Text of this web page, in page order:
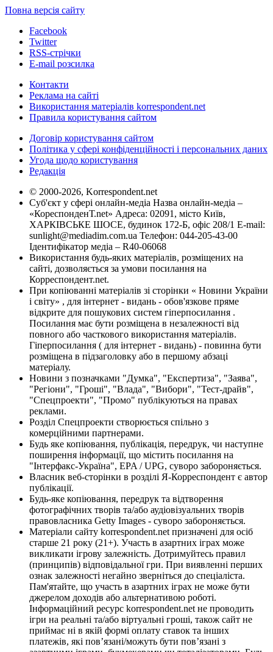
Повна версія сайту
Facebook
Twitter
RSS-стрічки
E-mail розсилка
Контакти
Реклама на сайті
Використання матеріалів korrespondent.net
Правила користування сайтом
Договір користування сайтом
Політика у сфері конфіденційності і персональних даних
Угода щодо користування
Редакція
© 2000-2026, Korrespondent.net
Суб'єкт у сфері онлайн-медіа Назва онлайн-медіа –
«КореспонденТ.net» Адреса: 02091, місто Київ,
ХАРКІВСЬКЕ ШОСЕ, будинок 172-Б, офіс 208/1 E-mail:
sunlight@mediadim.com.ua Телефон: 044-205-43-00
Ідентифікатор медіа – R40-06068
Використання будь-яких матеріалів, розміщених на
сайті, дозволяється за умови посилання на
Корреспондент.net.
При копіюванні матеріалів зі сторінки « Новини України
і світу» , для інтернет - видань - обов'язкове пряме
відкрите для пошукових систем гіперпосилання .
Посилання має бути розміщена в незалежності від
повного або часткового використання матеріалів.
Гіперпосилання ( для інтернет - видань) - повинна бути
розміщена в підзаголовку або в першому абзаці
матеріалу.
Новини з позначками "Думка", "Експертиза", "Заява",
"Регіони", "Гроші", "Влада", "Вибори", "Тест-драйв",
"Спецпроекти", "Промо" публікуються на правах
реклами.
Розділ Спецпроекти створюється спільно з
комерційними партнерами.
Будь яке копіювання, публікація, передрук, чи наступне
поширення інформації, що містить посилання на
"Інтерфакс-Україна", EPA / UPG, суворо забороняється.
Власник веб-сторінки в розділі Я-Корреспондент є автор
публікації.
Будь-яке копіювання, передрук та відтворення
фотографічних творів та/або аудіовізуальних творів
правовласника Getty Images - суворо забороняється.
Матеріали сайту korrespondent.net призначені для осіб
старше 21 року (21+). Участь в азартних іграх може
викликати ігрову залежність. Дотримуйтесь правил
(принципів) відповідальної гри. При виявленні перших
ознак залежності негайно зверніться до спеціаліста.
Пам'ятайте, що участь в азартних іграх не може бути
джерелом доходів або альтернативою роботі.
Інформаційний ресурс korrespondent.net не проводить
ігри на реальні та/або віртуальні гроші, також сайт не
приймає ні в якій формі оплату ставок та інших
платежів, які пов’язані/можуть бути пов’язані з